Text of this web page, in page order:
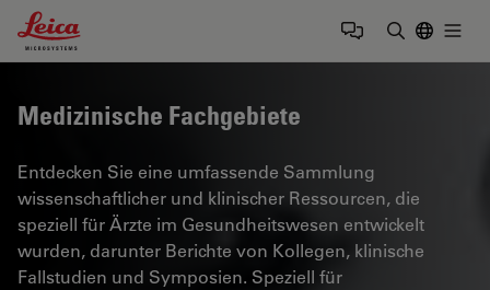
Leica Microsystems Logo
Medizinische Fachgebiete
Entdecken Sie eine umfassende Sammlung
wissenschaftlicher und klinischer Ressourcen, die
speziell für Ärzte im Gesundheitswesen entwickelt
wurden, darunter Berichte von Kollegen, klinische
Fallstudien und Symposien. Speziell für